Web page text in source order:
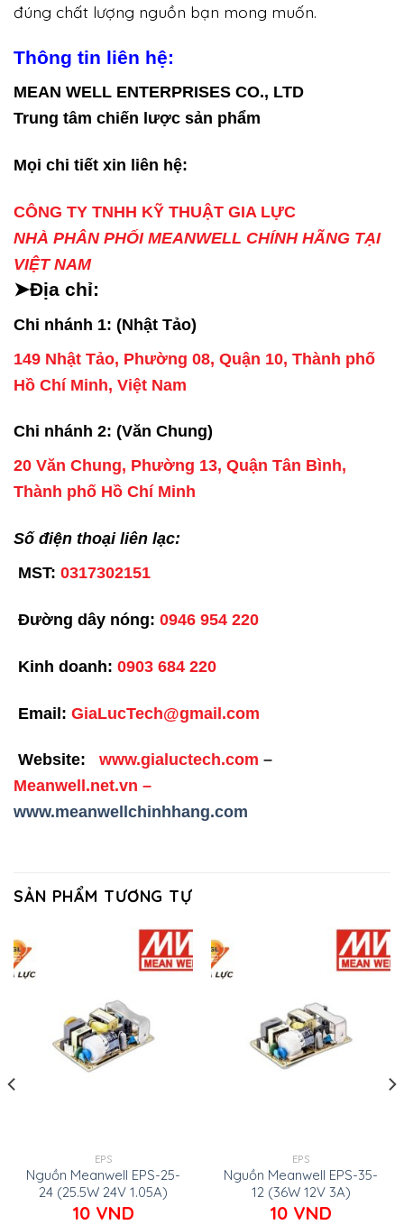
đúng chất lượng nguồn bạn mong muốn.
Thông tin liên hệ:
MEAN WELL ENTERPRISES CO., LTD
Trung tâm chiến lược sản phẩm
Mọi chi tiết xin liên hệ:
CÔNG TY TNHH KỸ THUẬT GIA LỰC
NHÀ PHÂN PHỐI MEANWELL CHÍNH HÃNG TẠI
VIỆT NAM
➤Địa chỉ:
Chi nhánh 1: (Nhật Tảo)
149 Nhật Tảo, Phường 08, Quận 10, Thành phố
Hồ Chí Minh, Việt Nam
Chi nhánh 2: (Văn Chung)
20 Văn Chung, Phường 13, Quận Tân Bình,
Thành phố Hồ Chí Minh
Số điện thoại liên lạc:
MST: 0317302151
Đường dây nóng: 0946 954 220
Kinh doanh: 0903 684 220
Email: GiaLucTech@gmail.com
Website: www.gialuctech.com –
Meanwell.net.vn –
www.meanwellchinhhang.com
SẢN PHẨM TƯƠNG TỰ
EPS
Nguồn Meanwell EPS-25-
24 (25.5W 24V 1.05A)
10 VND
EPS
Nguồn Meanwell EPS-35-
12 (36W 12V 3A)
10 VND